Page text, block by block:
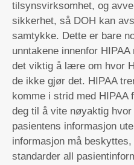
tilsynsvirksomhet, og
sikkerhet, så DOH kan
samtykke. Dette er bare
unntakene innenfor
det viktig å lære om hvor
de ikke gjør det. HIPAA
komme i strid med HIPAA
deg til å vite nøyaktig
pasientens informasjon
informasjon må
standarder all